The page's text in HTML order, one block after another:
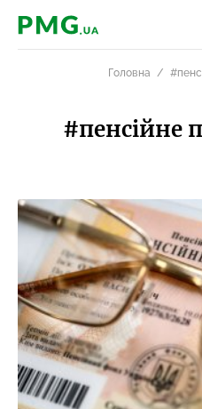
PMG.ua
Головна
#пенсійне